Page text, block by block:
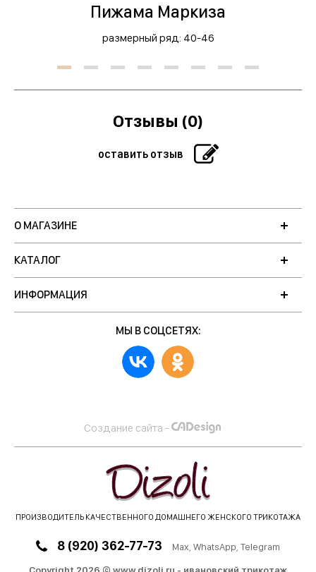
Пижама Маркиза
размерный ряд: 40-46
Отзывы (0)
оставить отзыв
ПРОИЗВОДИТЕЛЬ КАЧЕСТВЕННОГО ДОМАШНЕГО ЖЕНСКОГО ТРИКОТАЖА
8 (920) 362-77-73 Max, WhatsApp, Telegram
О МАГАЗИНЕ
КАТАЛОГ
ИНФОРМАЦИЯ
МЫ В СОЦСЕТЯХ:
Создание сайта -